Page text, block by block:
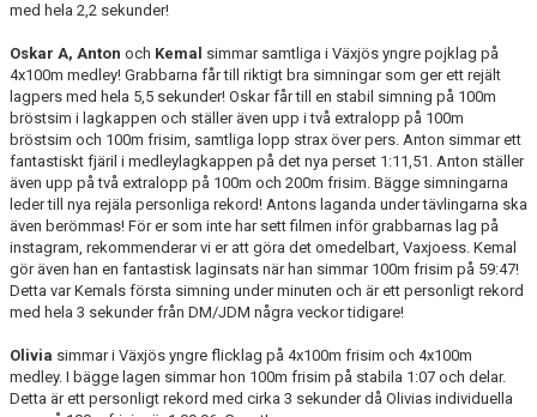
med hela 2,2 sekunder!
Oskar A, Anton och Kemal simmar samtliga i Växjös yngre pojklag på
4x100m medley! Grabbarna får till riktigt bra simningar som ger ett rejält
lagpers med hela 5,5 sekunder! Oskar får till en stabil simning på 100m
bröstsim i lagkappen och ställer även upp i två extralopp på 100m
bröstsim och 100m frisim, samtliga lopp strax över pers. Anton simmar ett
fantastiskt fjäril i medleylagkappen på det nya perset 1:11,51. Anton ställer
även upp på två extralopp på 100m och 200m frisim. Bägge simningarna
leder till nya rejäla personliga rekord! Antons laganda under tävlingarna ska
även berömmas! För er som inte har sett filmen inför grabbarnas lag på
instagram, rekommenderar vi er att göra det omedelbart, Vaxjoess. Kemal
gör även han en fantastisk laginsats när han simmar 100m frisim på 59:47!
Detta var Kemals första simning under minuten och är ett personligt rekord
med hela 3 sekunder från DM/JDM några veckor tidigare!
Olivia simmar i Växjös yngre flicklag på 4x100m frisim och 4x100m
medley. I bägge lagen simmar hon 100m frisim på stabila 1:07 och delar.
Detta är ett personligt rekord med cirka 3 sekunder då Olivias individuella